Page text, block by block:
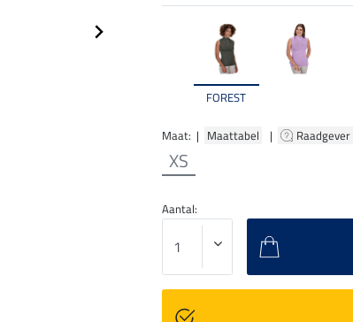
FOREST
Maat: | Maattabel | Raadgever
XS
Aantal: